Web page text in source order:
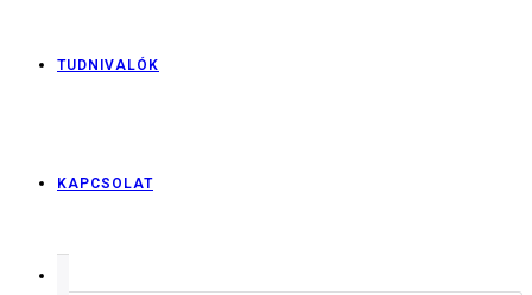
TUDNIVALÓK
KAPCSOLAT